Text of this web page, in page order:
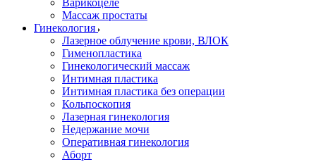
Варикоцеле
Массаж простаты
Гинекология
Лазерное облучение крови, ВЛОК
Гименопластика
Гинекологический массаж
Интимная пластика
Интимная пластика без операции
Кольпоскопия
Лазерная гинекология
Недержание мочи
Оперативная гинекология
Аборт